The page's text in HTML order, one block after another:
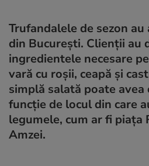
Trufandalele de sezon
din București. Clienții au
ingredientele necesare
vară cu roșii, ceapă și
simplă salată poate
funcție de locul din care
legumele, cum ar fi piața
Amzei.